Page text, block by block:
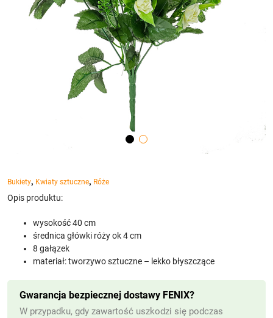
Bukiety, Kwiaty sztuczne, Róże
Opis produktu:
wysokość 40 cm
średnica główki róży ok 4 cm
8 gałązek
materiał: tworzywo sztuczne – lekko błyszczące
Gwarancja bezpiecznej dostawy FENIX?
W przypadku, gdy zawartość uszkodzi się podczas